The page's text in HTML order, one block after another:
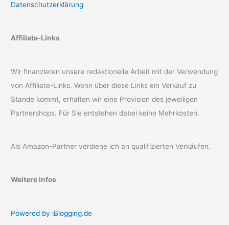
Datenschutzerklärung
Affiliate-Links
Wir finanzieren unsere redaktionelle Arbeit mit der Verwendung
von Affiliate-Links. Wenn über diese Links ein Verkauf zu
Stande kommt, erhalten wir eine Provision des jeweiligen
Partnershops. Für Sie entstehen dabei keine Mehrkosten.
Als Amazon-Partner verdiene ich an qualifizierten Verkäufen.
Weitere Infos
Powered by iBlogging.de